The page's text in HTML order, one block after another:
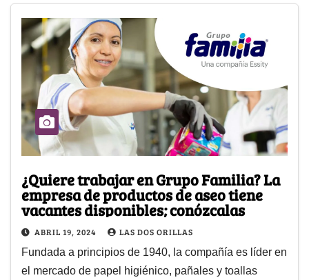
¿Quiere trabajar en Grupo Familia? La
empresa de productos de aseo tiene
vacantes disponibles; conózcalas
ABRIL 19, 2024 LAS DOS ORILLAS
Fundada a principios de 1940, la compañía es líder en
el mercado de papel higiénico, pañales y toallas